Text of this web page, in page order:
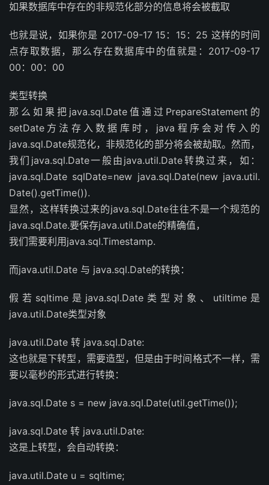
如果数据库中存在的非规范化部分的信息将会被截取
也就是说，如果你是 2017-09-17 15：15：25 这样的时间
点存取数据，那么存在数据库中的值就是：2017-09-17
00：00：00
类型转换
那么如果把java.sql.Date值通过PrepareStatement的
setDate方法存入数据库时，java程序会对传入的
java.sql.Date规范化，非规范化的部分将会被劫取。然而，
我们java.sql.Date一般由java.util.Date转换过来，如：
java.sql.Date sqlDate=new java.sql.Date(new java.util.
Date().getTime()).
显然，这样转换过来的java.sql.Date往往不是一个规范的
java.sql.Date.要保存java.util.Date的精确值，
我们需要利用java.sql.Timestamp.
而java.util.Date 与 java.sql.Date的转换：
假若sqltime是java.sql.Date类型对象、utiltime是
java.util.Date类型对象
java.util.Date 转 java.sql.Date:
这也就是下转型，需要造型，但是由于时间格式不一样，需
要以毫秒的形式进行转换：
java.sql.Date s = new java.sql.Date(util.getTime());
java.sql.Date 转 java.util.Date:
这是上转型，会自动转换：
java.util.Date u = sqltime;